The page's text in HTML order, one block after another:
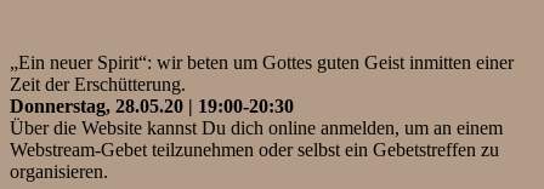
„Ein neuer Spirit“: wir beten um Gottes guten Geist inmitten einer
Zeit der Erschütterung.
Donnerstag, 28.05.20 | 19:00-20:30
Über die Website kannst Du dich online anmelden, um an einem
Webstream-Gebet teilzunehmen oder selbst ein Gebetstreffen zu
organisieren.